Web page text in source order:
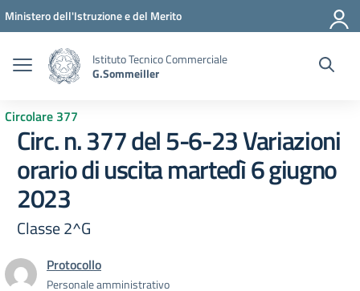
Vai ai contenuti
Vai al menu di navigazione
Vai al footer
Ministero dell'Istruzione e del Merito
Istituto Tecnico Commerciale
G.Sommeiller
Circolare 377
Circ. n. 377 del 5-6-23 Variazioni
orario di uscita martedì 6 giugno
2023
Classe 2^G
Protocollo
Personale amministrativo